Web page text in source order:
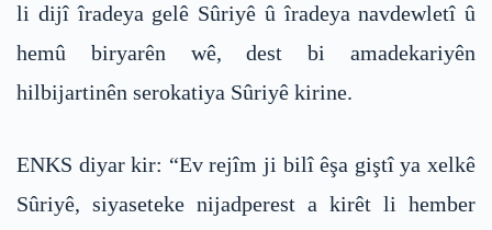
li dijî îradeya gelê Sûriyê û îradeya navdewletî û
hemû biryarên wê, dest bi amadekariyên
hilbijartinên serokatiya Sûriyê kirine.
ENKS diyar kir: “Ev rejîm ji bilî êşa giştî ya xelkê
Sûriyê, siyaseteke nijadperest a kirêt li hember